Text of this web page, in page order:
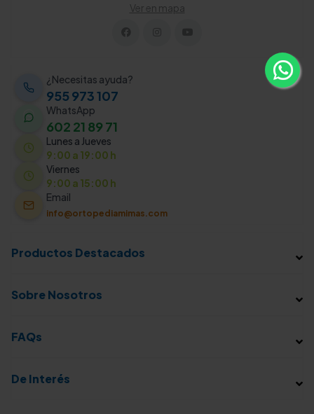
Ver en mapa
¿Necesitas ayuda?
955 973 107
WhatsApp
602 21 89 71
Lunes a Jueves
9:00 a 19:00 h
Viernes
9:00 a 15:00 h
Email
info@ortopediamimas.com
Productos Destacados
Sobre Nosotros
FAQs
De Interés